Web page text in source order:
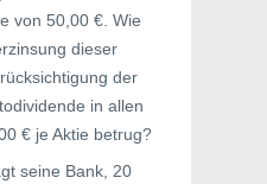
von 50,00 €. Wie
dieser
der
in allen
€ je Aktie betrug?
seine Bank, 20